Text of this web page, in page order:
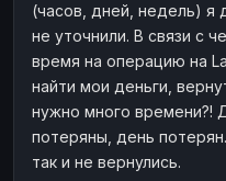
(часов, дней, недель) я
не уточнили. В связи с
время на операцию на
найти мои деньги,
нужно много времени?!
потеряны, день
так и не вернулись.